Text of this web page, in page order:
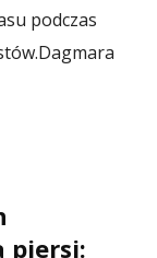
podczas
Dagmara
piersi: